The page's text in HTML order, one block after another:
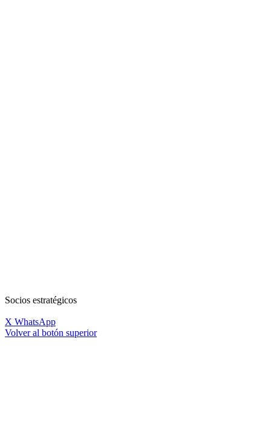
Socios estratégicos
X WhatsApp
Volver al botón superior